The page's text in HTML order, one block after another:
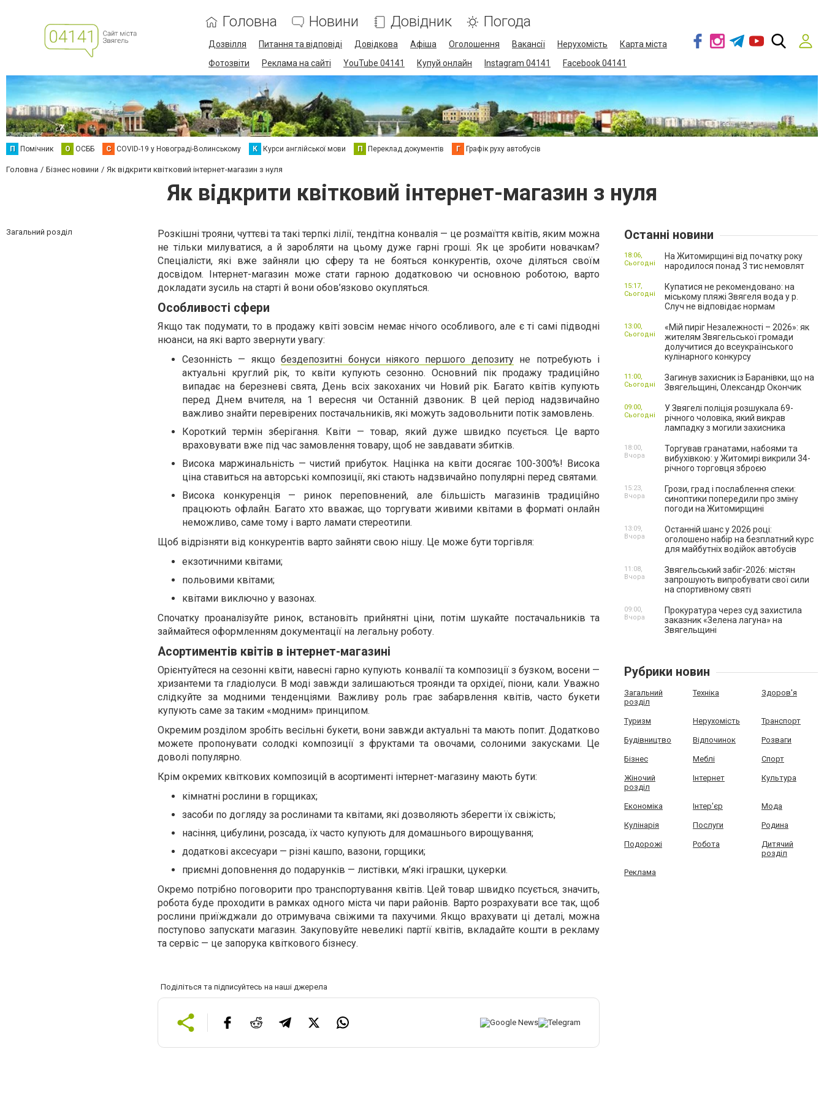
Головна Новини Довідник Погода
Дозвілля Питання та відповіді Довідкова Афіша Оголошення Вакансії Нерухомість
Карта міста
Фотозвіти
Реклама на сайті YouTube 04141 Купуй онлайн Instagram 04141 Facebook 04141
П Помічник О ОСББ C COVID-19 у Новограді-Волинському К Курси англійської мови П Переклад документів Г Графік руху автобусів
Головна Бізнес новини Як відкрити квітковий інтернет-магазин з нуля
Як відкрити квітковий інтернет-магазин з нуля
Загальний розділ
Розкішні трояни, чуттєві та такі терпкі лілії, тендітна конвалія — це розмаїття квітів, яким можна
не тільки милуватися, а й заробляти на цьому дуже гарні гроші. Як це зробити новачкам?
Спеціалісти, які вже зайняли цю сферу та не бояться конкурентів, охоче діляться своїм
досвідом. Інтернет-магазин може стати гарною додатковою чи основною роботою, варто
докладати зусиль на старті й вони обов’язково окупляться.
Особливості сфери
Якщо так подумати, то в продажу квіті зовсім немає нічого особливого, але є ті самі підводні
нюанси, на які варто звернути увагу:
Сезонність — якщобездепозитні бонуси ніякого першого депозитуне потребують і
актуальні круглий рік, то квіти купують сезонно. Основний пік продажу традиційно
випадає на березневі свята, День всіх закоханих чи Новий рік. Багато квітів купують
перед Днем вчителя, на 1 вересня чи Останній дзвоник. В цей період надзвичайно
важливо знайти перевірених постачальників, які можуть задовольнити потік замовлень.
Короткий термін зберігання. Квіти — товар, який дуже швидко псується. Це варто
враховувати вже під час замовлення товару, щоб не завдавати збитків.
Висока маржинальність — чистий прибуток. Націнка на квіти досягає 100-300%! Висока
ціна ставиться на авторські композиції, які стають надзвичайно популярні перед святами.
Висока конкуренція — ринок переповнений, але більшість магазинів традиційно
працюють офлайн. Багато хто вважає, що торгувати живими квітами в форматі онлайн
неможливо, саме тому і варто ламати стереотипи.
Щоб відрізняти від конкурентів варто зайняти свою нішу. Це може бути торгівля:
екзотичними квітами;
польовими квітами;
квітами виключно у вазонах.
Спочатку проаналізуйте ринок, встановіть прийнятні ціни, потім шукайте постачальників та
займайтеся оформленням документації на легальну роботу.
Асортиментів квітів в інтернет-магазині
Орієнтуйтеся на сезонні квіти, навесні гарно купують конвалії та композиції з бузком, восени —
хризантеми та гладіолуси. В моді завжди залишаються троянди та орхідеї, піони, кали. Уважно
слідкуйте за модними тенденціями. Важливу роль грає забарвлення квітів, часто букети
купують саме за таким «модним» принципом.
Окремим розділом зробіть весільні букети, вони завжди актуальні та мають попит. Додатково
можете пропонувати солодкі композиції з фруктами та овочами, солоними закусками. Це
доволі популярно.
Крім окремих квіткових композицій в асортименті інтернет-магазину мають бути:
кімнатні рослини в горщиках;
засоби по догляду за рослинами та квітами, які дозволяють зберегти їх свіжість;
насіння, цибулини, розсада, їх часто купують для домашнього вирощування;
додаткові аксесуари — різні кашпо, вазони, горщики;
приємні доповнення до подарунків — листівки, м’які іграшки, цукерки.
Окремо потрібно поговорити про транспортування квітів. Цей товар швидко псується, значить,
робота буде проходити в рамках одного міста чи пари районів. Варто розрахувати все так, щоб
рослини приїжджали до отримувача свіжими та пахучими. Якщо врахувати ці деталі, можна
поступово запускати магазин. Закуповуйте невеликі партії квітів, вкладайте кошти в рекламу
та сервіс — це запорука квіткового бізнесу.
Поділіться та підписуйтесь на наші джерела
Останні новини
На Житомирщині від початку року
народилося понад 3 тис немовлят
18:06,
Сьогодні
Купатися не рекомендовано: на
міському пляжі Звягеля вода у р.
Случ не відповідає нормам
15:17,
Сьогодні
«Мій пиріг Незалежності – 2026»: як
жителям Звягельської громади
долучитися до всеукраїнського
кулінарного конкурсу
13:00,
Сьогодні
Загинув захисник із Баранівки, що на
Звягельщині, Олександр Окончик
11:00,
Сьогодні
У Звягелі поліція розшукала 69-
річного чоловіка, який викрав
лампадку з могили захисника
09:00,
Сьогодні
Торгував гранатами, набоями та
вибухівкою: у Житомирі викрили 34-
річного торговця зброєю
18:00,
Вчора
Грози, град і послаблення спеки:
синоптики попередили про зміну
погоди на Житомирщині
15:23,
Вчора
Останній шанс у 2026 році:
оголошено набір на безплатний курс
для майбутніх водійок автобусів
13:09,
Вчора
Звягельський забіг-2026: містян
запрошують випробувати свої сили
на спортивному святі
11:08,
Вчора
Прокуратура через суд захистила
заказник «Зелена лагуна» на
Звягельщині
09:00,
Вчора
Рубрики новин
Загальний
розділ
Техніка Здоров'я
Туризм Нерухомість Транспорт
Будівництво Відпочинок Розваги
Бізнес Меблі Спорт
Жіночий
розділ
Інтернет Культура
Економіка Інтер'єр Мода
Кулінарія Послуги Родина
Подорожі Робота
Дитячий
розділ
Реклама